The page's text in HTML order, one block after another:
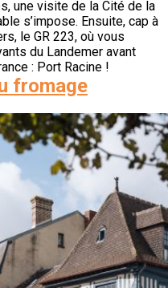
une visite de la Cité de la
s’impose. Ensuite, cap à
le GR 223, où vous
du Landemer avant
: Port Racine !
fromage